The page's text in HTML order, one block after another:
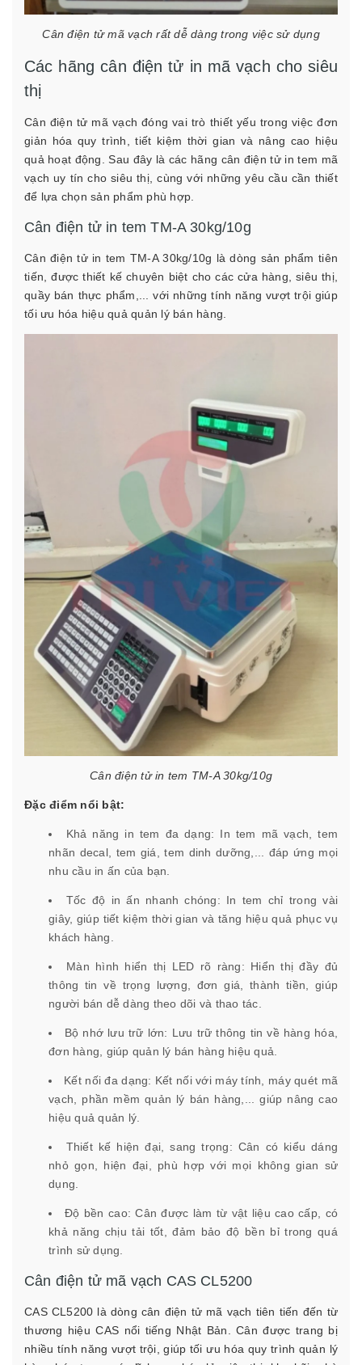
Cân điện tử mã vạch rất dễ dàng trong việc sử dụng
Các hãng cân điện tử in mã vạch cho siêu
thị
Cân điện tử mã vạch đóng vai trò thiết yếu trong việc đơn
giản hóa quy trình, tiết kiệm thời gian và nâng cao hiệu
quả hoạt động. Sau đây là các hãng cân điện tử in tem mã
vạch uy tín cho siêu thị, cùng với những yêu cầu cần thiết
để lựa chọn sản phẩm phù hợp.
Cân điện tử in tem TM-A 30kg/10g
Cân điện tử in tem TM-A 30kg/10g là dòng sản phẩm tiên
tiến, được thiết kế chuyên biệt cho các cửa hàng, siêu thị,
quầy bán thực phẩm,... với những tính năng vượt trội giúp
tối ưu hóa hiệu quả quản lý bán hàng.
Cân điện tử in tem TM-A 30kg/10g
Đặc điểm nổi bật:
Khả năng in tem đa dạng: In tem mã vạch, tem
nhãn decal, tem giá, tem dinh dưỡng,... đáp ứng mọi
nhu cầu in ấn của bạn.
Tốc độ in ấn nhanh chóng: In tem chỉ trong vài
giây, giúp tiết kiệm thời gian và tăng hiệu quả phục vụ
khách hàng.
Màn hình hiển thị LED rõ ràng: Hiển thị đầy đủ
thông tin về trọng lượng, đơn giá, thành tiền, giúp
người bán dễ dàng theo dõi và thao tác.
Bộ nhớ lưu trữ lớn: Lưu trữ thông tin về hàng hóa,
đơn hàng, giúp quản lý bán hàng hiệu quả.
Kết nối đa dạng: Kết nối với máy tính, máy quét mã
vạch, phần mềm quản lý bán hàng,... giúp nâng cao
hiệu quả quản lý.
Thiết kế hiện đại, sang trọng: Cân có kiểu dáng
nhỏ gọn, hiện đại, phù hợp với mọi không gian sử
dụng.
Độ bền cao: Cân được làm từ vật liệu cao cấp, có
khả năng chịu tải tốt, đảm bảo độ bền bỉ trong quá
trình sử dụng.
Cân điện tử mã vạch CAS CL5200
CAS CL5200 là dòng cân điện tử mã vạch tiên tiến đến từ
thương hiệu CAS nổi tiếng Nhật Bản. Cân được trang bị
nhiều tính năng vượt trội, giúp tối ưu hóa quy trình quản lý